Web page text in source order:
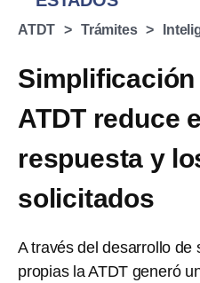
ATDT Trámites
ATDT reduce
respuesta y
solicitados
A través del desarrollo de
propias la ATDT generó